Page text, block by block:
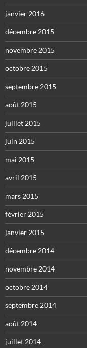
janvier 2016
décembre 2015
novembre 2015
octobre 2015
septembre 2015
août 2015
juillet 2015
juin 2015
mai 2015
avril 2015
mars 2015
février 2015
janvier 2015
décembre 2014
novembre 2014
octobre 2014
septembre 2014
août 2014
juillet 2014